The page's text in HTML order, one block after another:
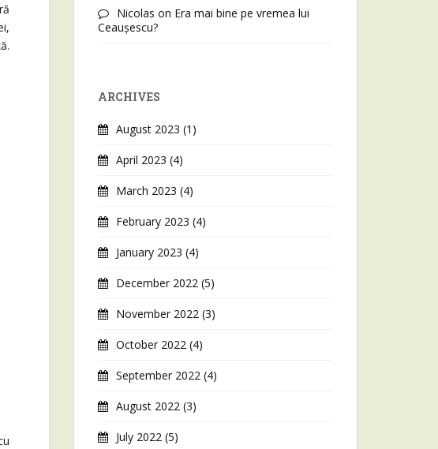
Nicolas on Era mai bine pe vremea lui
Ceaușescu?
ARCHIVES
August 2023 (1)
April 2023 (4)
March 2023 (4)
February 2023 (4)
January 2023 (4)
December 2022 (5)
November 2022 (3)
October 2022 (4)
September 2022 (4)
August 2022 (3)
July 2022 (5)